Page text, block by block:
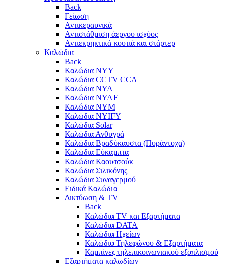
Back
Γείωση
Αντικεραυνικά
Αντιστάθμιση άεργου ισχύος
Αντιεκρηκτικά κουτιά και στάρτερ
Καλώδια
Back
Καλώδια NYY
Καλώδια CCTV CCA
Καλώδια NYA
Καλώδια NYAF
Καλώδια NYΜ
Καλώδια ΝΥΙFY
Καλώδια Solar
Καλώδια Ανθυγρά
Καλώδια Βραδύκαυστα (Πυράντοχα)
Καλώδια Εύκαμπτα
Καλώδια Καουτσούκ
Καλώδια Σιλικόνης
Καλώδια Συναγερμού
Ειδικά Καλώδια
Δικτύωση & TV
Back
Καλώδια TV και Εξαρτήματα
Καλώδια DATA
Καλώδια Ηχείων
Καλώδιο Τηλεφώνου & Εξαρτήματα
Καμπίνες τηλεπικοινωνιακού εξοπλισμού
Eξαρτήματα καλωδίων